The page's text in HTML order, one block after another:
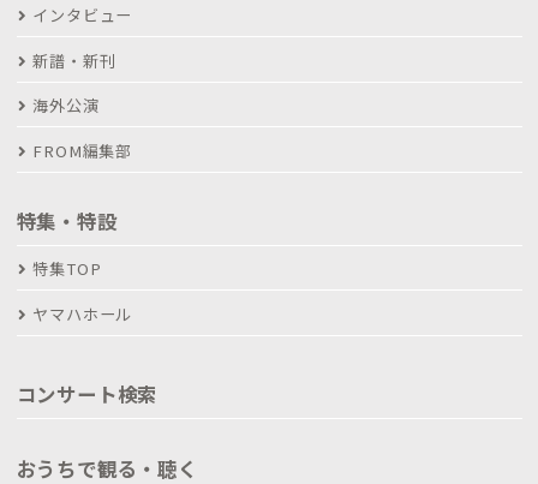
インタビュー
新譜・新刊
海外公演
FROM編集部
特集・特設
特集TOP
ヤマハホール
コンサート検索
おうちで観る・聴く